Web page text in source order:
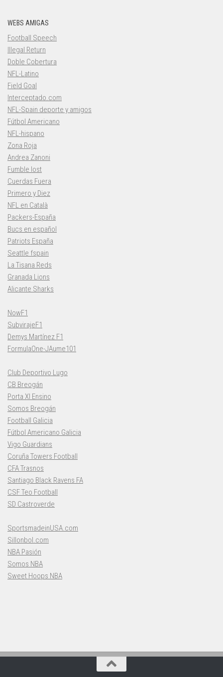
WEBS AMIGAS
Football Speech
Illegal Return
Doble Cobertura
NFL-Latino
Field Goal
Interceptado.com
NFL-Spain deporte y amigos
Fútbol Americano
NFL-hispano
Zona Roja
Andrea Zanoni
Fumble lost
Cuerdas Fuera
Primero y Diez
NFL en Català
Packers-España
Bucs en español
Patriots España
Seattle fspain
La Tisana Reds
Granada Lions
Alicante Sharks
NowF1
SubvirajeF1
Demys Martínez F1
FormulaOne-JAume101
Club Deportivo Lugo
CB Breogán
Porta XI Ensino
Somos Breogán
Football Galicia
Fútbol Americano Galicia
Vigo Guardians
Coruña Towers Football
CFA Trasnos
Santiago Black Ravens FA
CSF Teo Football
SD Castroverde
SportsmadeinUSA.com
Sillonbol.com
NBA Pasión
Somos NBA
Sweet Hoops NBA